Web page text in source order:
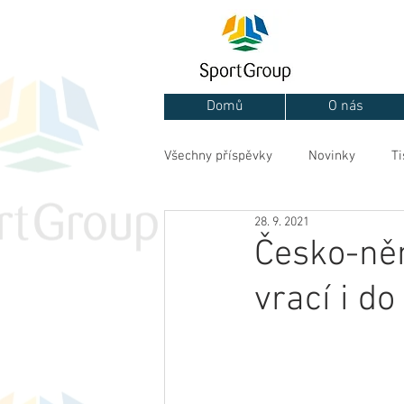
Domů O nás
Všechny příspěvky Novinky
Česko-
vrací i
28. 9. 2021